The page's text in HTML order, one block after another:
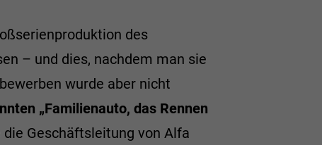
des
– und dies, nachdem man sie
wurde aber nicht
„Familienauto, das Rennen
Geschäftsleitung von Alfa